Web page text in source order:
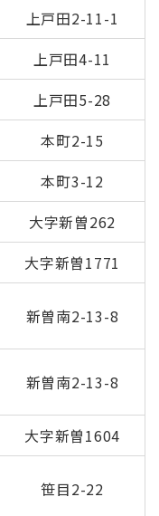
上戸田2-11-1
上戸田4-11
上戸田5-28
本町2-15
本町3-12
大字新曽262
大字新曽1771
新曽南2-13-8
新曽南2-13-8
大字新曽1604
笹目2-22